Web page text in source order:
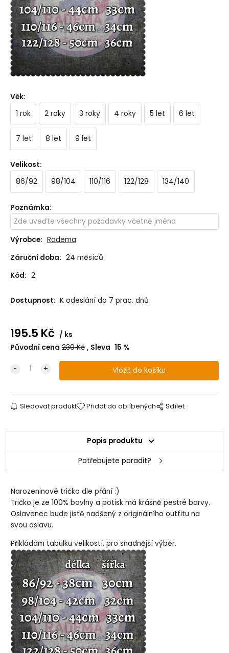
Věk:
1 rok
2 roky 3 roky 4 roky 5 let 6 let
7 let 8 let 9 let
Velikost:
86/92
98/104 110/116 122/128 134/140
Poznámka:
Výrobce: Radema
Záruční doba: 24 měsíců
Kód: 2
Dostupnost: K odeslání do 7 prac. dnů
195.5 Kč
ks
Původní cena 230Kč Sleva 15 %
Sledovat produkt Přidat do oblíbených Sdílet
Popis produktu
Potřebujete poradit?
Narozeninové tričko dle přání :)
Tričko je ze 100% bavlny a potisk má krásně pestré barvy.
Oslavenec bude jistě nadšený z originálního outfitu na
svou oslavu.
Přikládám tabulku velikostí, pro snadnější výběr.